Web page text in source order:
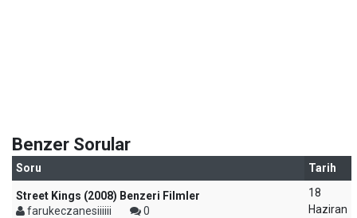
Benzer Sorular
Soru Tarih
Street Kings (2008) Benzeri Filmler
farukeczanesiiiiii
0
18
Haziran